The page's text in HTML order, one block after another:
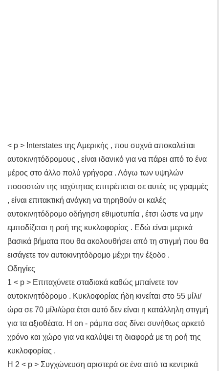
< p > Interstates της Αμερικής , που συχνά αποκαλείται
αυτοκινητόδρομους , είναι ιδανικό για να πάρει από το ένα
μέρος στο άλλο πολύ γρήγορα . Λόγω των υψηλών
ποσοστών της ταχύτητας επιτρέπεται σε αυτές τις γραμμές
, είναι επιτακτική ανάγκη να τηρηθούν οι καλές
αυτοκινητόδρομο οδήγηση εθιμοτυπία , έτσι ώστε να μην
εμποδίζεται η ροή της κυκλοφορίας . Εδώ είναι μερικά
βασικά βήματα που θα ακολουθήσει από τη στιγμή που θα
εισάγετε τον αυτοκινητόδρομο μέχρι την έξοδο .
Οδηγίες
1 < p > Επιταχύνετε σταδιακά καθώς μπαίνετε τον
αυτοκινητόδρομο . Κυκλοφορίας ήδη κινείται στο 55 μίλι/
ώρα σε 70 μίλι/ώρα έτσι αυτό δεν είναι η κατάλληλη στιγμή
για τα αξιοθέατα. Η on - ράμπα σας δίνει συνήθως αρκετό
χρόνο και χώρο για να καλύψει τη διαφορά με τη ροή της
κυκλοφορίας .
Η 2 < p > Συγχώνευση αριστερά σε ένα από τα κεντρικά